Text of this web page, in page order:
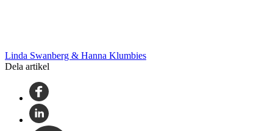
Linda Swanberg & Hanna Klumbies
Dela artikel